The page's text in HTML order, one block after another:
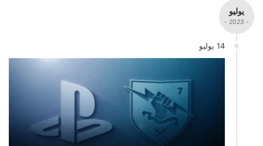
يوليو
- 2023 -
14 يوليو